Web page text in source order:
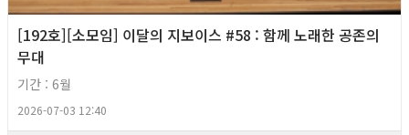
[192호][소모임] 이달의 지보이스 #58 : 함께 노래한 공존의
무대
기간 : 6월
2026-07-03 12:40